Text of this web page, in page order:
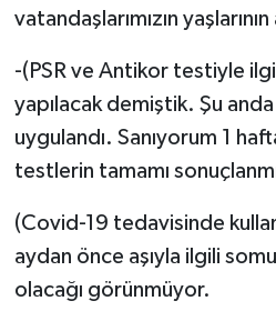
vatandaşlarımızın
-(PSR ve Antikor testiyle
yapılacak demiştik. Şu
uygulandı. Sanıyorum 1
testlerin tamamı
(Covid-19 tedavisinde
aydan önce aşıyla ilgili
olacağı görünmüyor.